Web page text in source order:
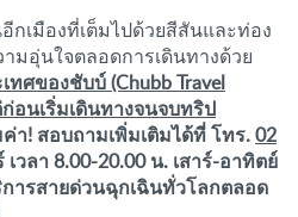
อีกเมืองที่เต็มไปด้วยสีสันและท่อง
มอุ่นใจตลอดการเดินทางด้วย
ทศของชับบ์ (Chubb Travel
อนเริ่มเดินทางจนจบทริป
า! สอบถามเพิ่มเติมได้ที่ โทร.02
วลา 8.00-20.00 น. เสาร์-อาทิตย์
การสายด่วนฉุกเฉินทั่วโลกตลอด